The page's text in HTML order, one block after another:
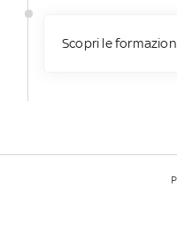
Scopri le